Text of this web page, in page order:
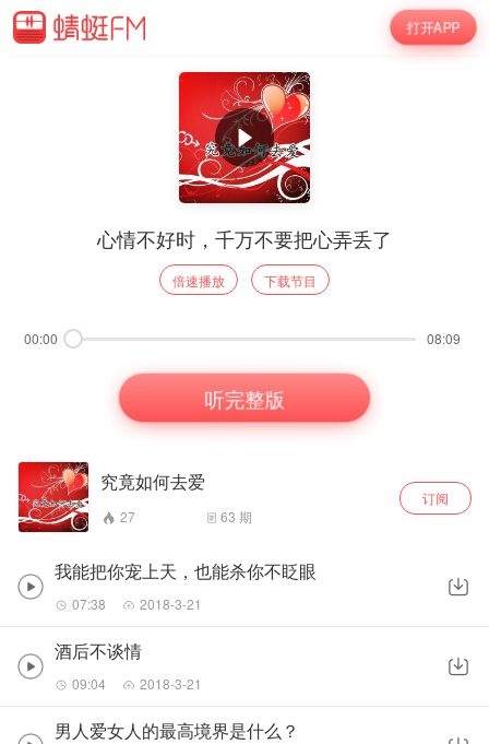
打开APP
心情不好时，千万不要把心弄丢了
倍速播放 下载节目
00:00 08:09
听完整版
究竟如何去爱
27 63 期
订阅
我能把你宠上天，也能杀你不眨眼
07:38 2018-3-21
酒后不谈情
09:04 2018-3-21
男人爱女人的最高境界是什么？